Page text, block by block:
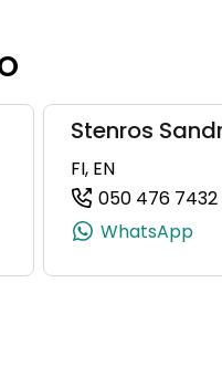
0503594389,
Stenros
FI, EN
050 476 7432
WhatsApp